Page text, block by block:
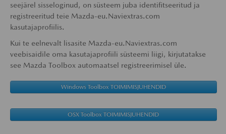
seejärel sisseloginud, on süsteem juba identifitseeritud ja
registreeritud teie Mazda-eu.Naviextras.com
kasutajaprofiilis.
Kui te eelnevalt lisasite Mazda-eu.Naviextras.com
veebisaidile oma kasutajaprofiili süsteemi liigi, kirjutatakse
see Mazda Toolbox automaatsel registreerimisel üle.
Windows Toolbox TOIMIMISJUHENDID
OSX Toolbox TOIMIMISJUHENDID